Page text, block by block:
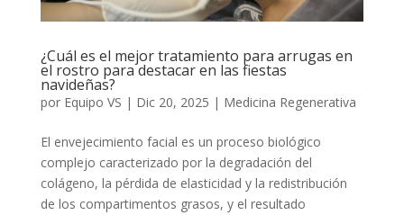
¿Cuál es el mejor tratamiento para arrugas en
el rostro para destacar en las fiestas
navideñas?
por Equipo VS | Dic 20, 2025 | Medicina Regenerativa
El envejecimiento facial es un proceso biológico
complejo caracterizado por la degradación del
colágeno, la pérdida de elasticidad y la redistribución
de los compartimentos grasos, y el resultado